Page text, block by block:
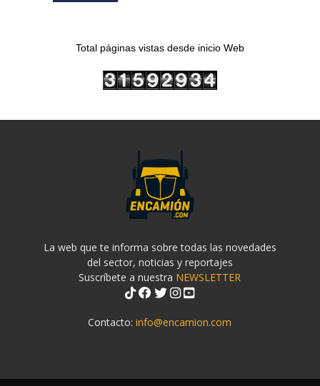
Total páginas vistas desde inicio Web
La web que te informa sobre todas las novedades
del sector, noticias y reportajes
Suscríbete a nuestra NEWSLETTER
Contacto:info@encamion.com